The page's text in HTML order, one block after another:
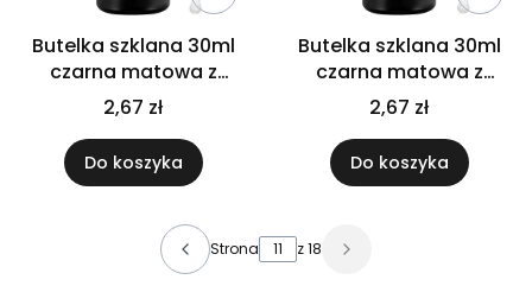
Butelka szklana 30ml
czarna matowa z
pipetą srebrną
2,67 zł
Do koszyka
Butelka szklana 30ml
czarna matowa z
pipetą złoto białą
2,67 zł
Do koszyka
Strona z 18